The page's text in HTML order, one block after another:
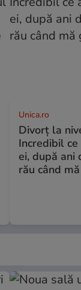
Unica.ro
Divorț la
Incredibil
ei, după ani
rău când